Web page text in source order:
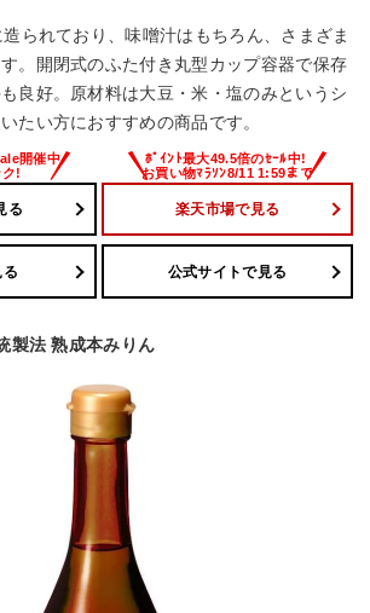
られており、味噌汁はもちろん、さまざま
。開閉式のふた付き丸型カップ容器で保存
良好。原材料は大豆・米・塩のみというシ
たい方におすすめの商品です。
る 楽天市場で見る
公式サイトで見る
製法 熟成本みりん